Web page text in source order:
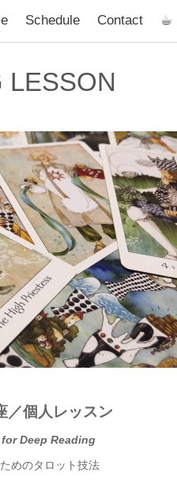
Schedule Contact ☕︎
LESSON
／個人レッスン
Deep Reading
めのタロット技法